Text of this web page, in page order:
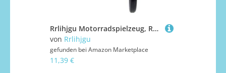
Rrlihjgu Motorradspielzeug, Rollenspielzeug, Motorradspielzeug, handgefertigte Motorrad-Ornamente, Wind Up Motorrad, Schreibtischdekoration, Vintage-Sammelspielzeug
von Rrlihjgu
gefunden bei Amazon Marketplace
11,39 €